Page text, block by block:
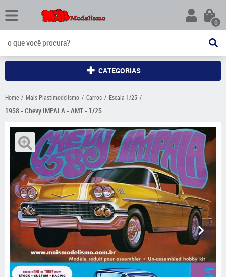
0
CATEGORIAS
Home Mais Plastimodelismo Carros
Escala 1/25
1958 - Chevy IMPALA - AMT - 1/25